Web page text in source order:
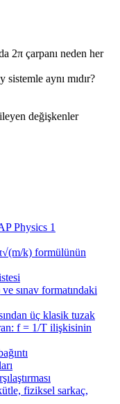
2π çarpanı neden her
aynı mıdır?
değişkenler
Physics 1
k) formülünün
sınav formatındaki
üç klasik tuzak
f = 1/T ilişkisinin
fiziksel sarkaç,